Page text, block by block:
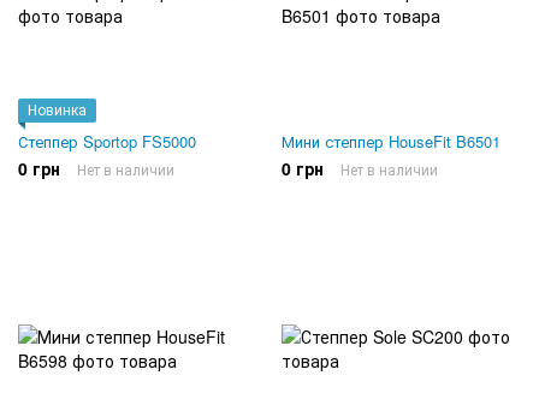
Новинка
Степпер Sportop FS5000
0 грн Нет в наличии
Мини степпер HouseFit B6501
0 грн Нет в наличии